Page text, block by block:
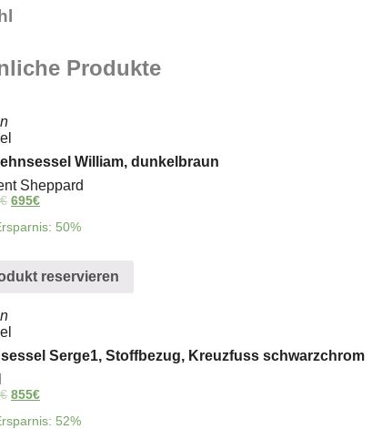
Produkte
William, dunkelbraun
Sheppard
€ 695€
50%
reservieren
Serge1, Stoffbezug, Kreuzfuss schwarzchrom
€ 855€
52%